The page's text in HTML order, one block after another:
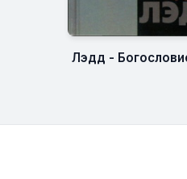
Лэдд -